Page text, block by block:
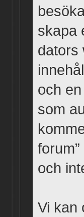
skapa
dators
och
som
och
Vi kan